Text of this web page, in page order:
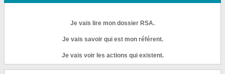
Je vais lire mon dossier RSA.
Je vais savoir qui est mon référent.
Je vais voir les actions qui existent.